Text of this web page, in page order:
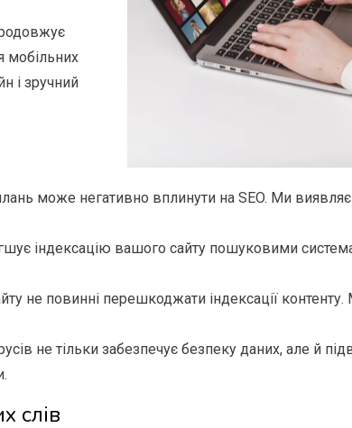
мобільних
і зручний
може негативно вплинути на SEO. Ми
індексацію вашого сайту пошуковими
не повинні перешкоджати індексації
не тільки забезпечує безпеку даних, але й
слів